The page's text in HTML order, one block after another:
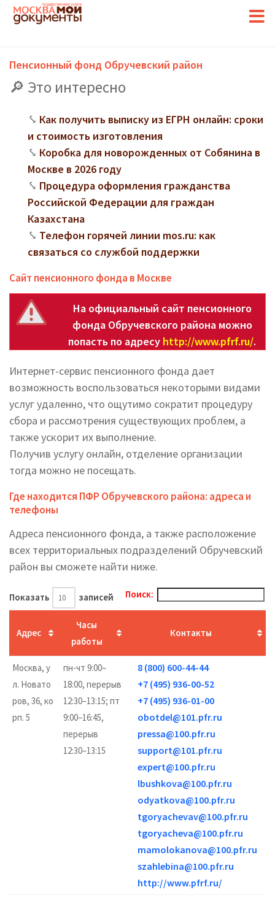
Пенсионный фонд Обручевский район
Это интересно
Как получить выписку из ЕГРН онлайн: сроки
и стоимость изготовления
Коробка для новорожденных от Собянина в
Москве в 2026 году
Процедура оформления гражданства
Российской Федерации для граждан
Казахстана
Телефон горячей линии mos.ru: как
связаться со службой поддержки
Сайт пенсионного фонда в Москве
На официальный сайт пенсионного
фонда Обручевского района можно
попасть по адресу http://www.pfrf.ru/.
Интернет-сервис пенсионного фонда дает
возможность воспользоваться некоторыми видами
услуг удаленно, что ощутимо сократит процедуру
сбора и рассмотрения существующих проблем, а
также ускорит их выполнение.
Получив услугу онлайн, отделение организации
тогда можно не посещать.
Где находится ПФР Обручевского района: адреса и
телефоны
Адреса пенсионного фонда, а также расположение
всех территориальных подразделений Обручевский
район вы cможете найти ниже.
Показать записей Поиск:
Адрес
Часы
работы
Контакты
Москва, у
л. Новато
ров, 36, ко
рп. 5
пн-чт 9:00–
18:00, перерыв
12:30–13:15; пт
9:00–16:45,
перерыв
12:30–13:15
8 (800) 600-44-44
+7 (495) 936-00-52
+7 (495) 936-01-00
obotdel@101.pfr.ru
pressa@100.pfr.ru
support@101.pfr.ru
expert@100.pfr.ru
lbushkova@100.pfr.ru
odyatkova@100.pfr.ru
tgoryachevav@100.pfr.ru
tgoryacheva@100.pfr.ru
mamolokanova@100.pfr.ru
szahlebina@100.pfr.ru
http://www.pfrf.ru/